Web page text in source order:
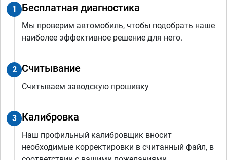
1 Бесплатная диагностика
Мы проверим автомобиль, чтобы подобрать наше
наиболее эффективное решение для него.
2 Считывание
Считываем заводскую прошивку
3 Калибровка
Наш профильный калибровщик вносит
необходимые корректировки в считанный файл, в